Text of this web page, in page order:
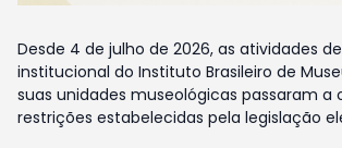
Desde 4 de julho de 2026, as atividades
institucional do Instituto Brasileiro de
suas unidades museológicas passaram a
restrições estabelecidas pela legislação